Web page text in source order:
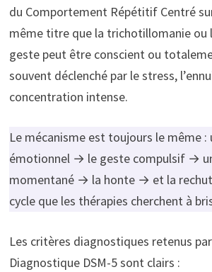
du Comportement Répétitif Centré
même titre que la trichotillomanie ou
geste peut être conscient ou
souvent déclenché par le stress,
concentration intense.
Le mécanisme est toujours le même :
émotionnel → le geste compulsif →
momentané → la honte → et la
cycle que les thérapies cherchent à
Les critères diagnostiques retenus
Diagnostique DSM-5 sont clairs :